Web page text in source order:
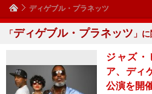
ディゲブル・プラネッツ
「ディゲブル・プラネッツ 」
ジャズ・
ア、ディ
公演を開